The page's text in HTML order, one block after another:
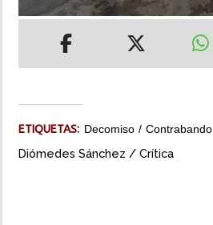
ETIQUETAS: Decomiso Contrabando
Diómedes Sánchez / Crítica